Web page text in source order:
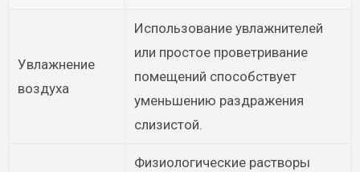
Увлажнение
воздуха
Использование увлажнителей
или простое проветривание
помещений способствует
уменьшению раздражения
слизистой.
Физиологические растворы